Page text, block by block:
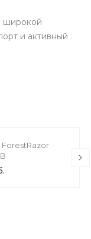
широкой
и активный